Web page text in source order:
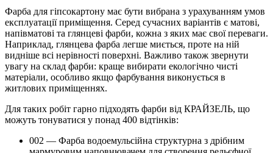
Фарба для гіпсокартону має бути вибрана з урахуванням умов
експлуатації приміщення. Серед сучасних варіантів є матові,
напівматові та глянцеві фарби, кожна з яких має свої переваги.
Наприклад, глянцева фарба легше миється, проте на ній
видніше всі нерівності поверхні. Важливо також звернути
увагу на склад фарби: краще вибирати екологічно чисті
матеріали, особливо якщо фарбування виконується в
житлових приміщеннях.
Для таких робіт гарно підходять фарби від КРАЙЗЕЛЬ, що
можуть тонуватися у понад 400 відтінків:
002 — Фарба водоемульсійна структурна з дрібним